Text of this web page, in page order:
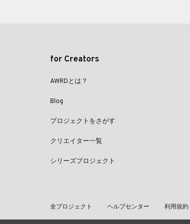
for Creators
AWRDとは？
Blog
プロジェクトをさがす
クリエイター一覧
シリーズプロジェクト
全プロジェクト ヘルプセンター 利用規約